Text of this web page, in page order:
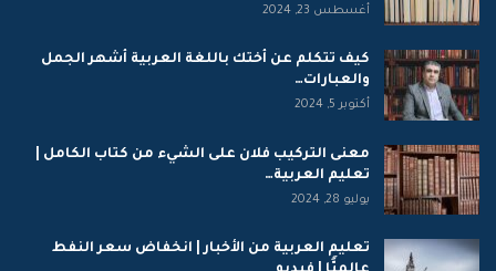
أغسطس 23, 2024
كيف تتكلم عن أختك باللغة العربية أشهر الجمل
والعبارات…
أكتوبر 5, 2024
معنى التركيب فلان على الشيء من كتاب الكامل |
تعليم العربية…
يوليو 28, 2024
تعليم العربية من الأخبار | انخفاض سعر النفط